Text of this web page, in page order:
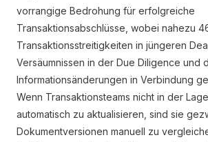
vorrangige Bedrohung für erfolgreiche
Transaktionsabschlüsse, wobei nahezu
Transaktionsstreitigkeiten in jüngeren
Versäumnissen in der Due Diligence und
Informationsänderungen in Verbindung
Wenn Transaktionsteams nicht in der
automatisch zu aktualisieren, sind sie
Dokumentversionen manuell zu